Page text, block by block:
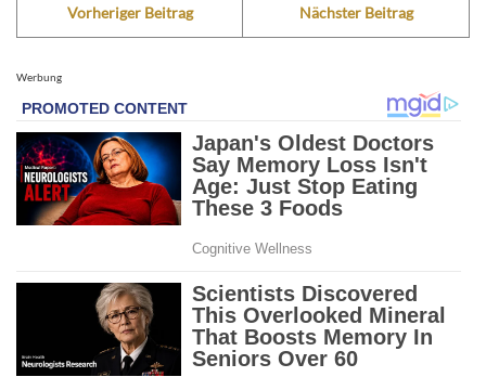
Vorheriger Beitrag Nächster Beitrag
Werbung